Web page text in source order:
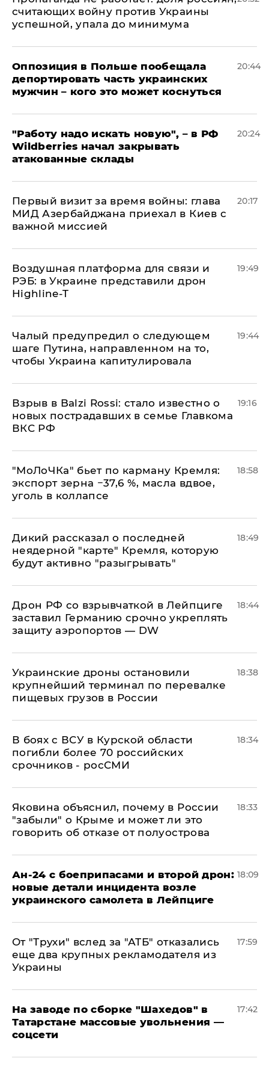
считающих войну против Украины
успешной, упала до минимума
Оппозиция в Польше пообещала
депортировать часть украинских
мужчин – кого это может коснуться
20:44
"Работу надо искать новую", – в РФ
Wildberries начал закрывать
атакованные склады
20:24
Первый визит за время войны: глава
МИД Азербайджана приехал в Киев с
важной миссией
20:17
Воздушная платформа для связи и
РЭБ: в Украине представили дрон
Highline-T
19:49
Чалый предупредил о следующем
шаге Путина, направленном на то,
чтобы Украина капитулировала
19:44
Взрыв в Balzi Rossi: стало известно о
новых пострадавших в семье Главкома
ВКС РФ
19:16
​"МоЛоЧКа" бьет по карману Кремля:
экспорт зерна −37,6 %, масла вдвое,
уголь в коллапсе
18:58
Дикий рассказал о последней
неядерной "карте" Кремля, которую
будут активно "разыгрывать"
18:49
​Дрон РФ со взрывчаткой в Лейпциге
заставил Германию срочно укреплять
защиту аэропортов — DW
18:44
Украинские дроны остановили
крупнейший терминал по перевалке
пищевых грузов в России
18:38
В боях с ВСУ в Курской области
погибли более 70 российских
срочников - росСМИ
18:34
Яковина объяснил, почему в России
"забыли" о Крыме и может ли это
говорить об отказе от полуострова
18:33
Ан-24 с боеприпасами и второй дрон:
новые детали инцидента возле
украинского самолета в Лейпциге
18:09
От "Трухи" вслед за "АТБ" отказались
еще два крупных рекламодателя из
Украины
17:59
На заводе по сборке "Шахедов" в
Татарстане массовые увольнения —
соцсети
17:42